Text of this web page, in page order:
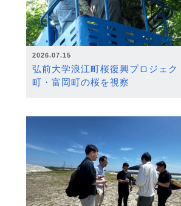
2026.07.15
弘前大学浪江町桜復興プロジェ
町・富岡町の桜を視察